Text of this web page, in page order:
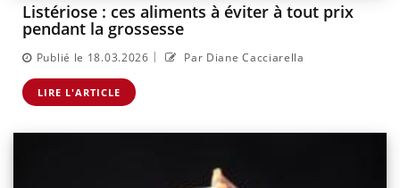
Listériose : ces aliments à éviter à tout prix
pendant la grossesse
Publié le 18.03.2026 | Par Diane Cacciarella
LIRE L'ARTICLE